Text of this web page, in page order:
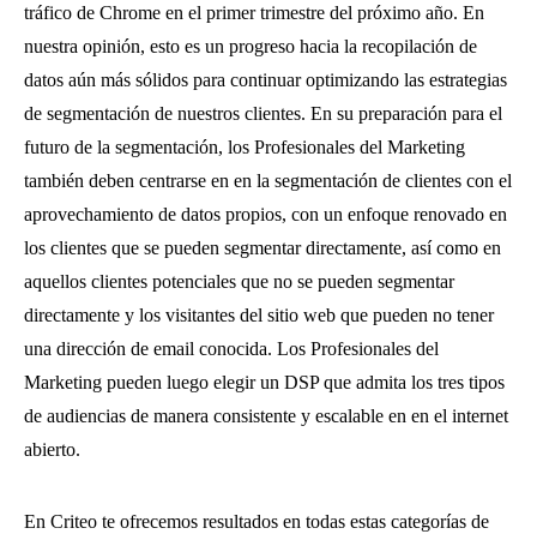
tráfico de Chrome en el primer trimestre del próximo año. En
nuestra opinión, esto es un progreso hacia la recopilación de
datos aún más sólidos para continuar optimizando las estrategias
de segmentación de nuestros clientes. En su preparación para el
futuro de la segmentación, los Profesionales del Marketing
también deben centrarse en en la segmentación de clientes con el
aprovechamiento de datos propios, con un enfoque renovado en
los clientes que se pueden segmentar directamente, así como en
aquellos clientes potenciales que no se pueden segmentar
directamente y los visitantes del sitio web que pueden no tener
una dirección de email conocida. Los Profesionales del
Marketing pueden luego elegir un DSP que admita los tres tipos
de audiencias de manera consistente y escalable en en el internet
abierto.
En Criteo te ofrecemos resultados en todas estas categorías de